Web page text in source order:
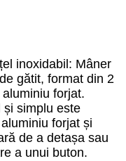
inoxidabil: Mâner
gătit, format din 2
forjat.
și simplu este
forjat și
de a detașa sau
a unui buton.